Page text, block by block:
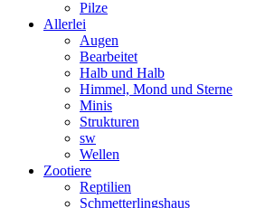
Pilze
Allerlei
Augen
Bearbeitet
Halb und Halb
Himmel, Mond und Sterne
Minis
Strukturen
sw
Wellen
Zootiere
Reptilien
Schmetterlingshaus